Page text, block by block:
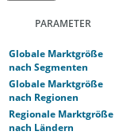
PARAMETER
Globale Marktgröße
nach Segmenten
Globale Marktgröße
nach Regionen
Regionale Marktgröße
nach Ländern